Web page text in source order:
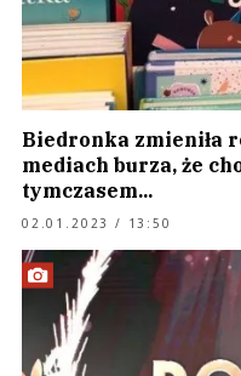
Biedronka zmieniła
mediach burza, że
tymczasem...
02.01.2023 / 13:50